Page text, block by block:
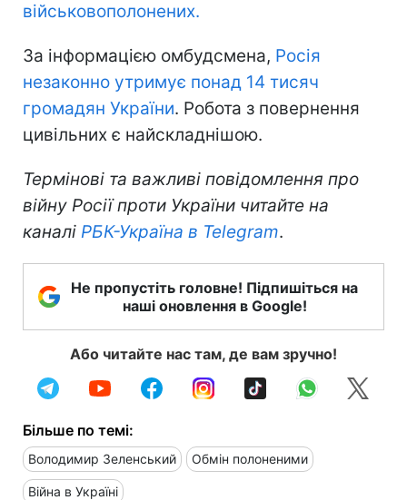
військовополонених.
За інформацією омбудсмена, Росія
незаконно утримує понад 14 тисяч
громадян України. Робота з повернення
цивільних є найскладнішою.
Термінові та важливі повідомлення про
війну Росії проти України читайте на
каналі РБК-Україна в Telegram.
Не пропустіть головне! Підпишіться на
наші оновлення в Google!
Або читайте нас там, де вам зручно!
Більше по темі:
Володимир Зеленський Обмін полоненими
Війна в Україні